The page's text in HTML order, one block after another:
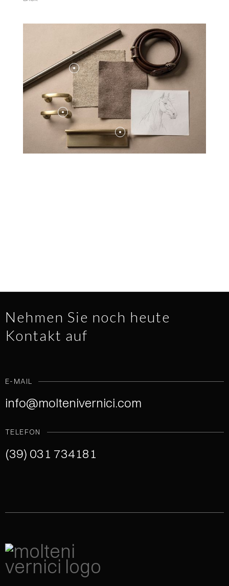
Nehmen Sie noch heute
Kontakt auf
E-MAIL
info@moltenivernici.com
TELEFON
(39) 031 734181